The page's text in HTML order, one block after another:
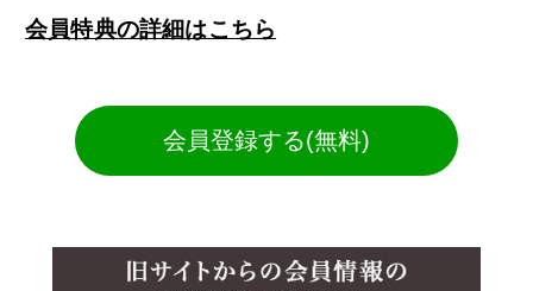
会員特典の詳細はこちら
会員登録する(無料)